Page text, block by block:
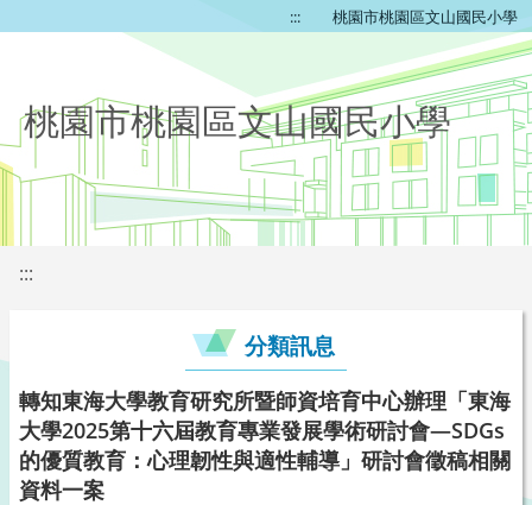
::: 桃園市桃園區文山國民小學
桃園市桃園區文山國民小學
:::
分類訊息
轉知東海大學教育研究所暨師資培育中心辦理「東海
大學2025第十六屆教育專業發展學術研討會—SDGs
的優質教育：心理韌性與適性輔導」研討會徵稿相關
資料一案